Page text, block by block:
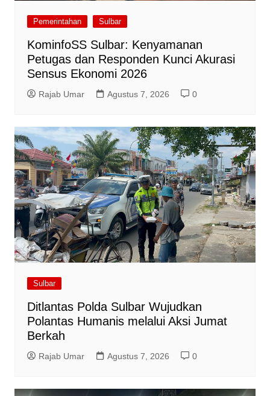
Pemerintahan Sulbar
KominfoSS Sulbar: Kenyamanan
Petugas dan Responden Kunci Akurasi
Sensus Ekonomi 2026
Rajab Umar Agustus 7, 2026 0
Sulbar
Ditlantas Polda Sulbar Wujudkan
Polantas Humanis melalui Aksi Jumat
Berkah
Rajab Umar Agustus 7, 2026 0